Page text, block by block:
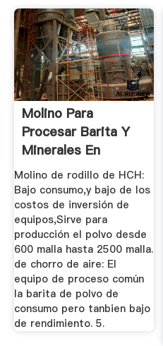
Molino Para
Procesar Barita Y
Minerales En
Polvos,
Molino de rodillo de HCH:
Bajo consumo,y bajo de los
costos de inversión de
equipos,Sirve para
producción el polvo desde
600 malla hasta 2500 malla.
de chorro de aire: El
equipo de proceso común
la barita de polvo de
consumo pero tanbien bajo
de rendimiento. 5.